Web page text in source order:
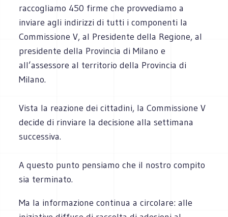
raccogliamo 450 firme che provvediamo a
inviare agli indirizzi di tutti i componenti la
Commissione V, al Presidente della Regione, al
presidente della Provincia di Milano e
all’assessore al territorio della Provincia di
Milano.
Vista la reazione dei cittadini, la Commissione V
decide di rinviare la decisione alla settimana
successiva.
A questo punto pensiamo che il nostro compito
sia terminato.
Ma la informazione continua a circolare: alle